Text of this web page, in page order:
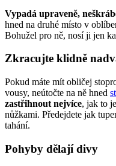
Vypadá upraveně,
hned na druhé místo v
Bohužel pro ně, nosí ji jen
Zkracujte klidně
Pokud máte mít obličej
vousy, neútočte na ně hned
zastřihnout nejvíce, jak to
nůžkami. Předejdete jak
tahání.
Pohyby dělají divy